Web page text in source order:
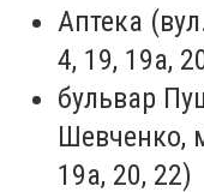
Аптека
4, 19, 19а,
бульвар
Шевченко,
19а, 20, 22)